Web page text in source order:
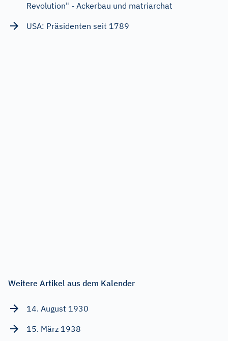
Revolution" - Ackerbau und matriarchat
USA: Präsidenten seit 1789
Weitere Artikel aus dem Kalender
14. August 1930
15. März 1938